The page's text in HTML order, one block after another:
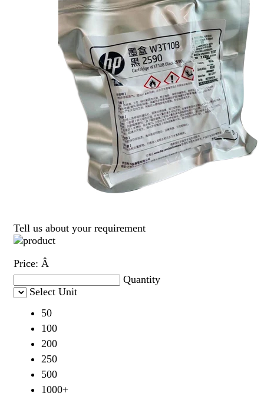
Tell us about your requirement
Price: Â
Quantity
Select Unit
50
100
200
250
500
1000+